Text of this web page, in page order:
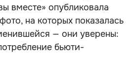
вместе» опубликовала
на которых показалась
— они уверены:
бьюти-